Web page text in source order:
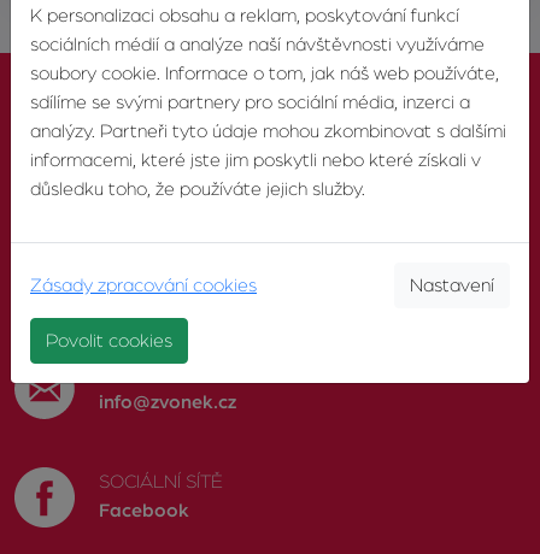
KONTAKTUJTE NÁS
603 246 680
info@zvonek.cz
SOCIÁLNÍ SÍTĚ
Facebook
K personalizaci obsahu a reklam, poskytování funkcí
sociálních médií a analýze naší návštěvnosti využíváme
soubory cookie. Informace o tom, jak náš web používáte,
sdílíme se svými partnery pro sociální média, inzerci a
analýzy. Partneři tyto údaje mohou zkombinovat s dalšími
informacemi, které jste jim poskytli nebo které získali v
důsledku toho, že používáte jejich služby.
Zásady zpracování cookies Nastavení
Povolit cookies